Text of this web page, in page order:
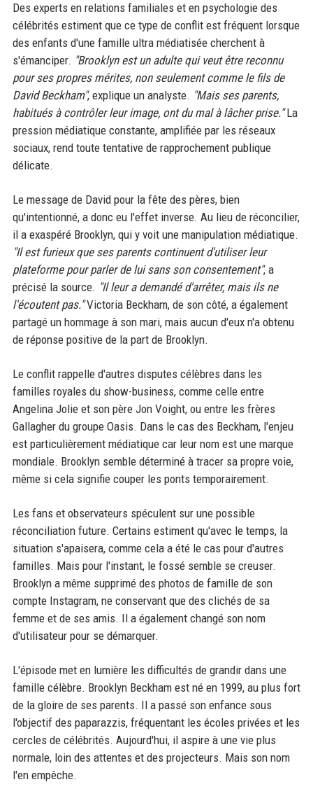
Des experts en relations familiales et en psychologie des
célébrités estiment que ce type de conflit est fréquent lorsque
des enfants d'une famille ultra médiatisée cherchent à
s'émanciper. "Brooklyn est un adulte qui veut être reconnu
pour ses propres mérites, non seulement comme le fils de
David Beckham", explique un analyste. "Mais ses parents,
habitués à contrôler leur image, ont du mal à lâcher prise."La
pression médiatique constante, amplifiée par les réseaux
sociaux, rend toute tentative de rapprochement publique
délicate.
Le message de David pour la fête des pères, bien
qu'intentionné, a donc eu l'effet inverse. Au lieu de réconcilier,
il a exaspéré Brooklyn, qui y voit une manipulation médiatique.
"Il est furieux que ses parents continuent d'utiliser leur
plateforme pour parler de lui sans son consentement", a
précisé la source. "Il leur a demandé d'arrêter, mais ils ne
l'écoutent pas."Victoria Beckham, de son côté, a également
partagé un hommage à son mari, mais aucun d'eux n'a obtenu
de réponse positive de la part de Brooklyn.
Le conflit rappelle d'autres disputes célèbres dans les
familles royales du show-business, comme celle entre
Angelina Jolie et son père Jon Voight, ou entre les frères
Gallagher du groupe Oasis. Dans le cas des Beckham, l'enjeu
est particulièrement médiatique car leur nom est une marque
mondiale. Brooklyn semble déterminé à tracer sa propre voie,
même si cela signifie couper les ponts temporairement.
Les fans et observateurs spéculent sur une possible
réconciliation future. Certains estiment qu'avec le temps, la
situation s'apaisera, comme cela a été le cas pour d'autres
familles. Mais pour l'instant, le fossé semble se creuser.
Brooklyn a même supprimé des photos de famille de son
compte Instagram, ne conservant que des clichés de sa
femme et de ses amis. Il a également changé son nom
d'utilisateur pour se démarquer.
L'épisode met en lumière les difficultés de grandir dans une
famille célèbre. Brooklyn Beckham est né en 1999, au plus fort
de la gloire de ses parents. Il a passé son enfance sous
l'objectif des paparazzis, fréquentant les écoles privées et les
cercles de célébrités. Aujourd'hui, il aspire à une vie plus
normale, loin des attentes et des projecteurs. Mais son nom
l'en empêche.